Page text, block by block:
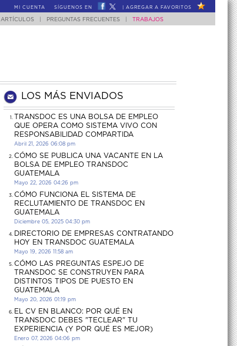
MI CUENTA SÍGUENOS EN AGREGAR A FAVORITOS
ARTÍCULOS PREGUNTAS FRECUENTES TRABAJOS
LOS MÁS ENVIADOS
TRANSDOC ES UNA BOLSA DE EMPLEO
QUE OPERA COMO SISTEMA VIVO CON
RESPONSABILIDAD COMPARTIDA
Abril 21, 2026 06:08 pm
CÓMO SE PUBLICA UNA VACANTE EN LA
BOLSA DE EMPLEO TRANSDOC
GUATEMALA
Mayo 22, 2026 04:26 pm
CÓMO FUNCIONA EL SISTEMA DE
RECLUTAMIENTO DE TRANSDOC EN
GUATEMALA
Diciembre 05, 2025 04:30 pm
DIRECTORIO DE EMPRESAS CONTRATANDO
HOY EN TRANSDOC GUATEMALA
Mayo 19, 2026 11:58 am
CÓMO LAS PREGUNTAS ESPEJO DE
TRANSDOC SE CONSTRUYEN PARA
DISTINTOS TIPOS DE PUESTO EN
GUATEMALA
Mayo 20, 2026 01:19 pm
EL CV EN BLANCO: POR QUÉ EN
TRANSDOC DEBES "TECLEAR" TU
EXPERIENCIA (Y POR QUÉ ES MEJOR)
Enero 07, 2026 04:06 pm